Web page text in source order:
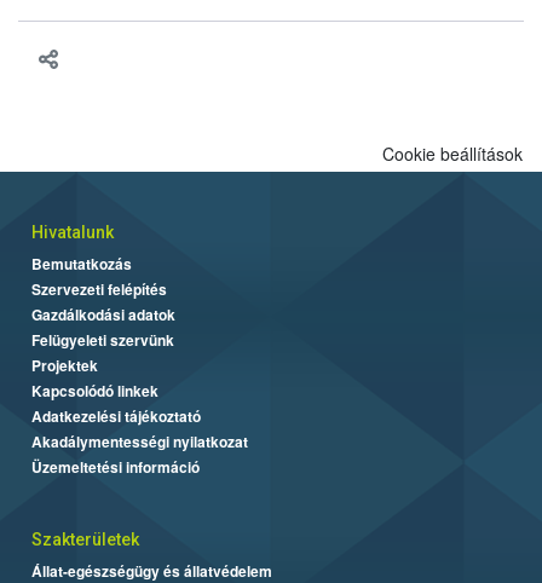
Cookie beállítások
Hivatalunk
Bemutatkozás
Szervezeti felépítés
Gazdálkodási adatok
Felügyeleti szervünk
Projektek
Kapcsolódó linkek
Adatkezelési tájékoztató
Akadálymentességi nyilatkozat
Üzemeltetési információ
Szakterületek
Állat-egészségügy és állatvédelem